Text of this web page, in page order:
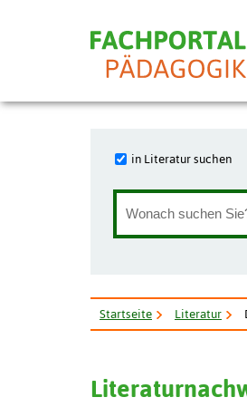
in Literatur suchen
Startseite Literatur